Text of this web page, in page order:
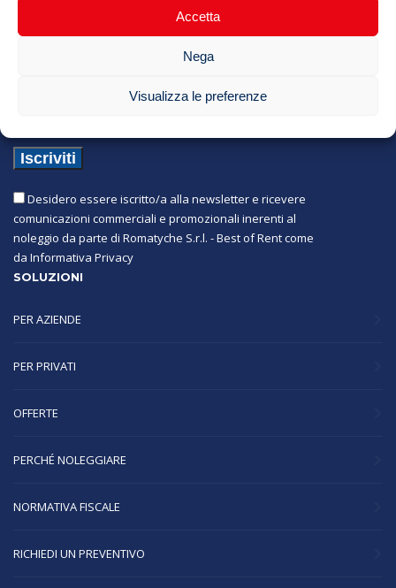
Accetta
Nega
Visualizza le preferenze
Best of Rent è una società specializzata nel noleggio a
Desidero essere iscritto/a alla newsletter e ricevere
comunicazioni commerciali e promozionali inerenti al
noleggio da parte di Romatyche S.r.l. - Best of Rent come
da Informativa Privacy
SOLUZIONI
PER AZIENDE
PER PRIVATI
OFFERTE
PERCHÉ NOLEGGIARE
NORMATIVA FISCALE
RICHIEDI UN PREVENTIVO